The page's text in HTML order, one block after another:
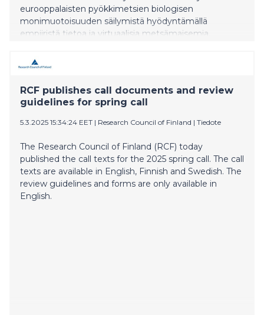
eurooppalaisten pyökkimetsien biologisen
monimuotoisuuden säilymistä hyödyntämällä
empiiristä tietoa ja virtuaalisia metsämaisemia.
on mahdollista säilyttää, vaikka osa metsäalueesta
käytettäisiin tehokkaaseen puuntuotantoon, jos
alueita. Tietyn osuuden varaaminen puuntuotantoon
ei siis vaaranna koko metsäekosysteemin
monimuotoisuutta, kun metsänhoito suunnitellaan
RCF publishes call documents and review
guidelines for spring call
5.3.2025 15:34:24 EET | Research Council of Finland | Tiedote
The Research Council of Finland (RCF) today
published the call texts for the 2025 spring call. The call
texts are available in English, Finnish and Swedish. The
review guidelines and forms are only available in
English.